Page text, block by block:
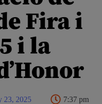
Fira i
i la
23, 2025 7:37 pm